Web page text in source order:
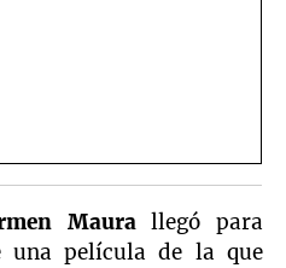
Maurallegó para
una película de la que